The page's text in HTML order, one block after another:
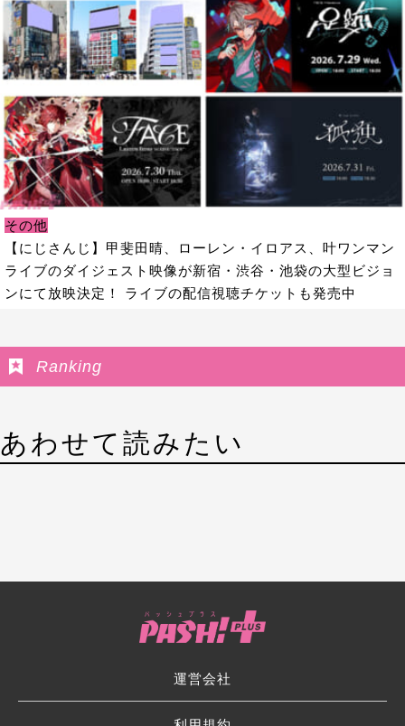
その他
【にじさんじ】甲斐田晴、ローレン・イロアス、叶ワンマン
ライブのダイジェスト映像が新宿・渋谷・池袋の大型ビジョ
ンにて放映決定！ ライブの配信視聴チケットも発売中
Ranking
あわせて読みたい
運営会社